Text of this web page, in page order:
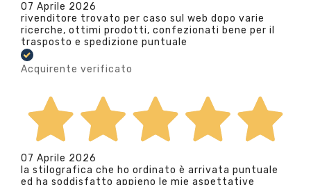
07 Aprile 2026
rivenditore trovato per caso sul web dopo varie
ricerche, ottimi prodotti, confezionati bene per il
trasposto e spedizione puntuale
Acquirente verificato
07 Aprile 2026
la stilografica che ho ordinato è arrivata puntuale
ed ha soddisfatto appieno le mie aspettative